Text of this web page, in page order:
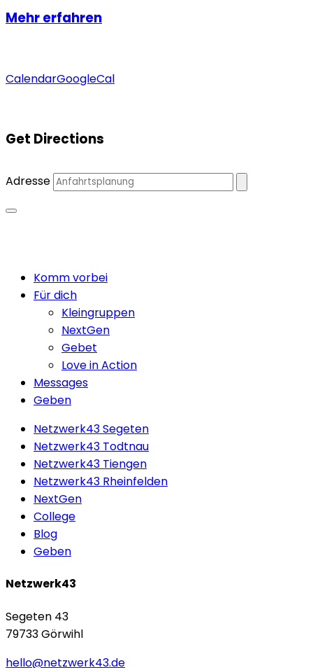
Mehr erfahren
CalendarGoogleCal
Get Directions
Adresse
Close
Menu
Komm vorbei
Für dich
Kleingruppen
NextGen
Gebet
Love in Action
Messages
Geben
Netzwerk43 Segeten
Netzwerk43 Todtnau
Netzwerk43 Tiengen
Netzwerk43 Rheinfelden
NextGen
College
Blog
Geben
Netzwerk43
Segeten 43
79733 Görwihl
hello@netzwerk43.de